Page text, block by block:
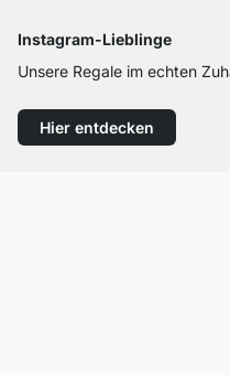
Instagram-Lieblinge
Unsere Regale im echten
Hier entdecken